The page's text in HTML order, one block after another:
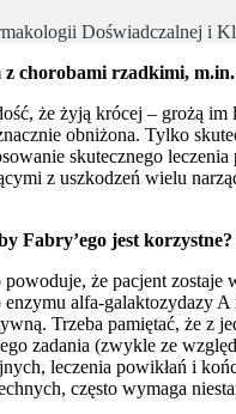
Doświadczalnej i
chorobami rzadkimi,
że żyją krócej – grożą
obniżona. Tylko
skutecznego
z uszkodzeń wielu
Fabry’ego jest
że pacjent
alfa-galaktozydazy
Trzeba pamiętać, że
zadania (zwykle ze
leczenia powikłań i
często wymaga